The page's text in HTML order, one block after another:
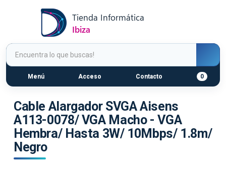
Menú Acceso Contacto 0
Cable Alargador SVGA Aisens
A113-0078/ VGA Macho - VGA
Hembra/ Hasta 3W/ 10Mbps/ 1.8m/
Negro